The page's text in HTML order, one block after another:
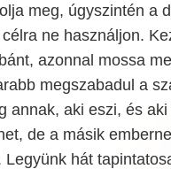
meg, úgyszintén a
ne használjon.
azonnal mossa
megszabadul a
annak, aki eszi, és
de a másik
Legyünk hát